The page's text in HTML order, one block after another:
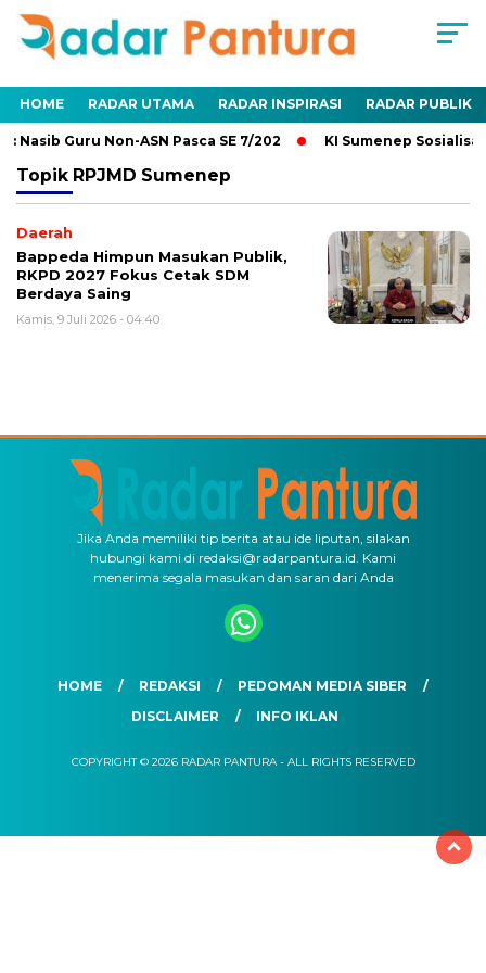
HOME RADAR UTAMA RADAR INSPIRASI RADAR PUBLIK
Guru Non-ASN Pasca SE 7/202 KI Sumenep
Topik RPJMD Sumenep
Daerah
Bappeda Himpun Masukan Publik,
RKPD 2027 Fokus Cetak SDM
Berdaya Saing
Kamis, 9 Juli 2026 - 04:40
Jika Anda memiliki tip berita atau ide liputan, silakan
hubungi kami di redaksi@radarpantura.id. Kami
menerima segala masukan dan saran dari Anda
HOME REDAKSI
PEDOMAN MEDIA SIBER
DISCLAIMER
INFO IKLAN
COPYRIGHT © 2026 RADAR PANTURA - ALL RIGHTS RESERVED